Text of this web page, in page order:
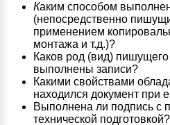
Каким способом
(непосредственно
применением
монтажа и т.д.)?
Каков род (вид)
выполнены записи?
Какими свойствами
находился документ при
Выполнена ли подпись с
технической подготовкой?